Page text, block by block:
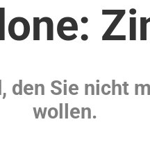
den Sie nicht
wollen.